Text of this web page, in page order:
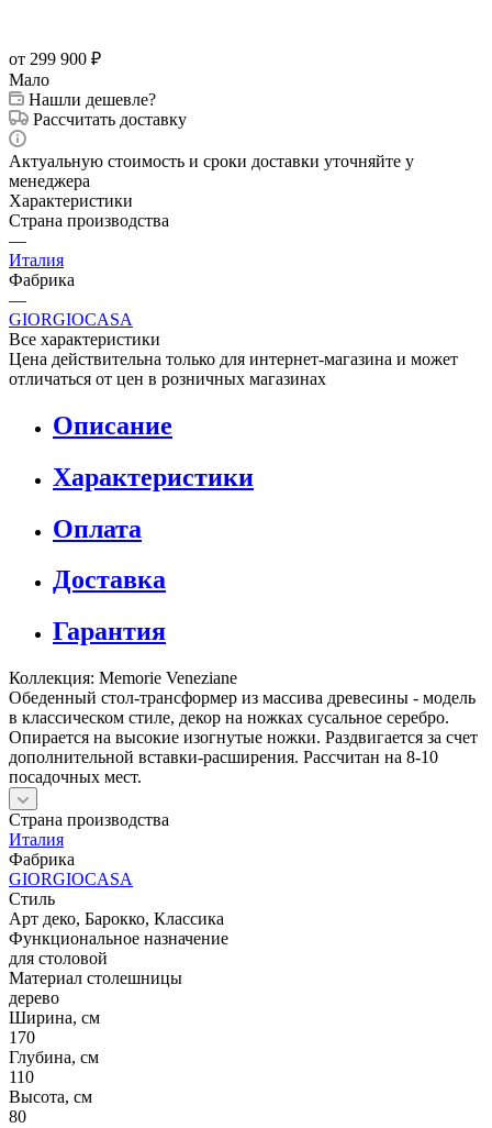
от 299 900 ₽
Мало
Нашли дешевле?
Рассчитать доставку
Актуальную стоимость и сроки доставки уточняйте у
менеджера
Характеристики
Страна производства
—
Италия
Фабрика
—
GIORGIOCASA
Все характеристики
Цена действительна только для интернет-магазина и может
отличаться от цен в розничных магазинах
Описание
Характеристики
Оплата
Доставка
Гарантия
Коллекция: Memorie Veneziane
Обеденный стол-трансформер из массива древесины - модель
в классическом стиле, декор на ножках сусальное серебро.
Опирается на высокие изогнутые ножки. Раздвигается за счет
дополнительной вставки-расширения. Рассчитан на 8-10
посадочных мест.
Страна производства
Италия
Фабрика
GIORGIOCASA
Стиль
Арт деко, Барокко, Классика
Функциональное назначение
для столовой
Материал столешницы
дерево
Ширина, см
170
Глубина, см
110
Высота, см
80